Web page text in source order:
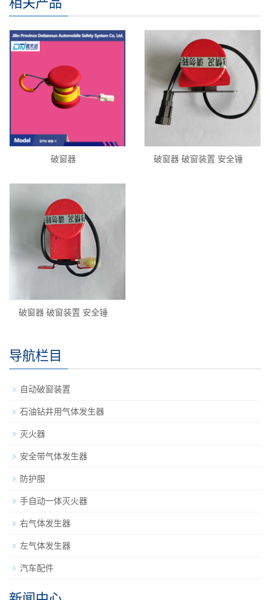
破窗器
自动破窗装置
石油钻井用气体发生器
灭火器
安全带气体发生器
防护服
手自动一体灭火器
右气体发生器
左气体发生器
汽车配件